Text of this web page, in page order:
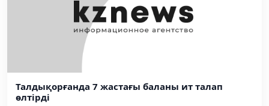
Талдықорғанда 7 жастағы баланы ит талап
өлтірді